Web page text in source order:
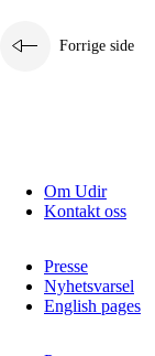
Forrige side
Om Udir
Kontakt oss
Presse
Nyhetsvarsel
English pages